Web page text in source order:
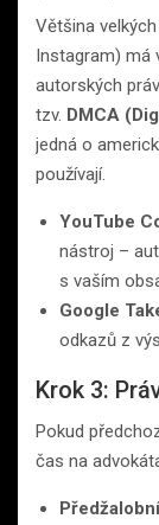
Většina
Instagram) má
autorských
tzv. DMCA
jedná o
používají.
YouTube
nástroj –
s vaším
Google
odkazů z
Krok 3:
Pokud
čas na